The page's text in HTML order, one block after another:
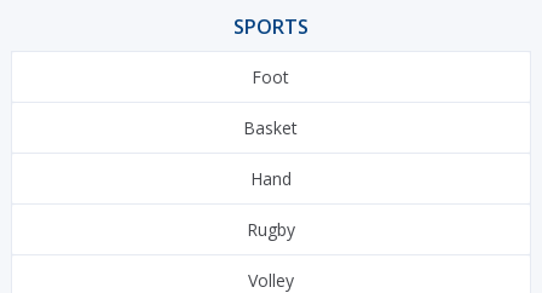
SPORTS
Foot
Basket
Hand
Rugby
Volley